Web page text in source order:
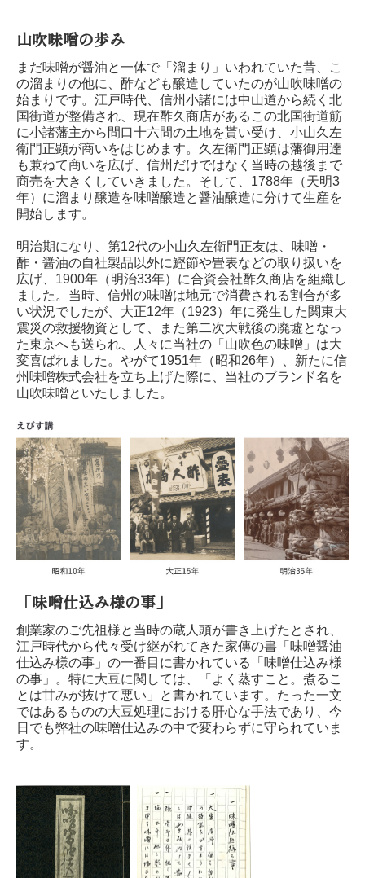
山吹味噌の歩み
まだ味噌が醤油と一体で「溜まり」いわれていた昔、こ
の溜まりの他に、酢なども醸造していたのが山吹味噌の
始まりです。江戸時代、信州小諸には中山道から続く北
国街道が整備され、現在酢久商店があるこの北国街道筋
に小諸藩主から間口十六間の土地を貰い受け、小山久左
衛門正顕が商いをはじめます。久左衛門正顕は藩御用達
も兼ねて商いを広げ、信州だけではなく当時の越後まで
商売を大きくしていきました。そして、1788年（天明3
年）に溜まり醸造を味噌醸造と醤油醸造に分けて生産を
開始します。
明治期になり、第12代の小山久左衛門正友は、味噌・
酢・醤油の自社製品以外に鰹節や畳表などの取り扱いを
広げ、1900年（明治33年）に合資会社酢久商店を組織し
ました。当時、信州の味噌は地元で消費される割合が多
い状況でしたが、大正12年（1923）年に発生した関東大
震災の救援物資として、また第二次大戦後の廃墟となっ
た東京へも送られ、人々に当社の「山吹色の味噌」は大
変喜ばれました。やがて1951年（昭和26年）、新たに信
州味噌株式会社を立ち上げた際に、当社のブランド名を
山吹味噌といたしました。
「味噌仕込み様の事」
創業家のご先祖様と当時の蔵人頭が書き上げたとされ、
江戸時代から代々受け継がれてきた家傳の書「味噌醤油
仕込み様の事」の一番目に書かれている「味噌仕込み様
の事」。特に大豆に関しては、「よく蒸すこと。煮るこ
とは甘みが抜けて悪い」と書かれています。たった一文
ではあるものの大豆処理における肝心な手法であり、今
日でも弊社の味噌仕込みの中で変わらずに守られていま
す。